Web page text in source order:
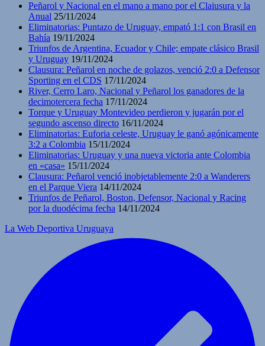
Peñarol y Nacional en el mano a mano por el Claiusura y la
Anual 25/11/2024
Eliminatorias: Puntazo de Uruguay, empató 1:1 con Brasil en
Bahía 19/11/2024
Triunfos de Argentina, Ecuador y Chile; empate clásico Brasil
y Uruguay 19/11/2024
Clausura: Peñarol en noche de golazos, venció 2:0 a Defensor
Sporting en el CDS 17/11/2024
River, Cerro Laro, Nacional y Peñarol los ganadores de la
decimotercera fecha 17/11/2024
Torque y Uruguay Montevideo perdieron y jugarán por el
segundo ascenso directo 16/11/2024
Eliminatorias: Euforia celeste, Uruguay le ganó agónicamente
3:2 a Colombia 15/11/2024
Eliminatorias: Uruguay y una nueva victoria ante Colombia
en «casa» 15/11/2024
Clausura: Peñarol venció inobjetablemente 2:0 a Wanderers
en el Parque Viera 14/11/2024
Triunfos de Peñarol, Boston, Defensor, Nacional y Racing
por la duodécima fecha 14/11/2024
La Web Deportiva Uruguaya